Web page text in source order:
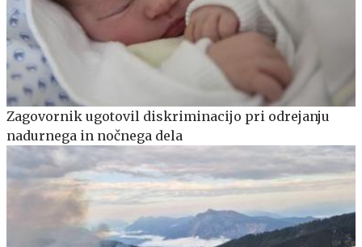
Zagovornik ugotovil diskriminacijo pri odrejanju
nadurnega in nočnega dela